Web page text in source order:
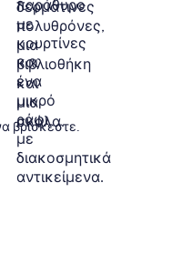
βρίσκεστε.